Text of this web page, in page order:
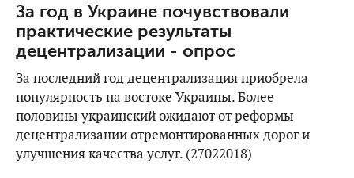
За год в Украине почувствовали
практические результаты
децентрализации - опрос
За последний год децентрализация приобрела
популярность на востоке Украины. Более
половины украинский ожидают от реформы
децентрализации отремонтированных дорог и
улучшения качества услуг. (27022018)